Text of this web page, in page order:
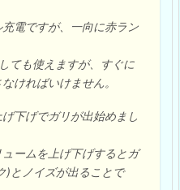
電ですが、一向に赤ラン
ても使えますが、すぐに
ければいけません。
下げでガリが出始めまし
ュームを上げ下げするとガ
)とノイズが出ることで